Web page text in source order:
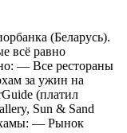
(Беларусь).
всё равно
— Все рестораны
за ужин на
(платил
Sun & Sand
— Рынок